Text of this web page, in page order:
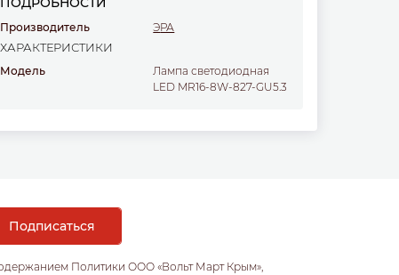
Производитель ЭРА
ХАРАКТЕРИСТИКИ
Модель
Лампа светодиодная
LED MR16-8W-827-GU5.3
Политики ООО «Вольт Март Крым»,